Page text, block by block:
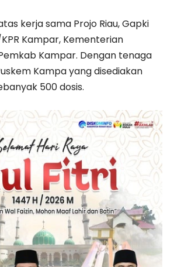
kerja sama Projo Riau, Gapki
KPR Kampar, Kementerian
Kampar. Dengan tenaga
Kampa yang disediakan
500 dosis.